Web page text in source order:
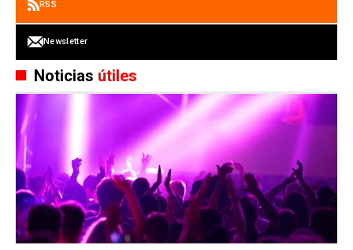
RSS
Newsletter
Noticias útiles